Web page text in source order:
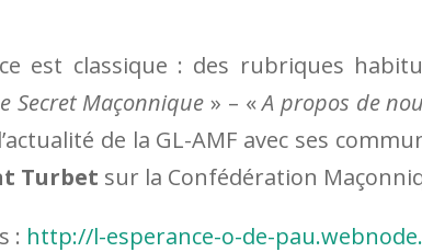
est classique : des rubriques
Secret Maçonnique » – «A propos de
de la GL-AMF avec ses
Turbet sur la Confédération
: http://l-esperance-o-de-